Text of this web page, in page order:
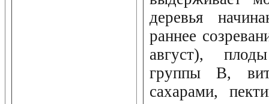
деревья
раннее
август),
группы B,
сахарами,